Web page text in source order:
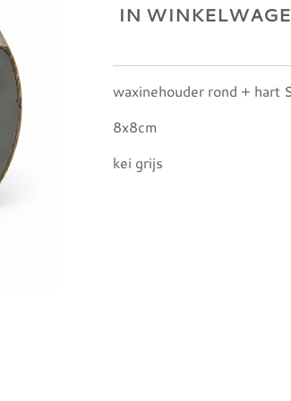
IN
waxinehouder rond + hart
8x8cm
kei grijs